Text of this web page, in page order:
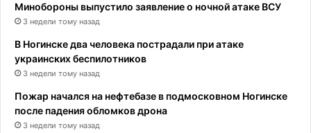
Минобороны выпустило заявление о ночной атаке ВСУ
3 недели тому назад
В Ногинске два человека пострадали при атаке
украинских беспилотников
3 недели тому назад
Пожар начался на нефтебазе в подмосковном Ногинске
после падения обломков дрона
3 недели тому назад